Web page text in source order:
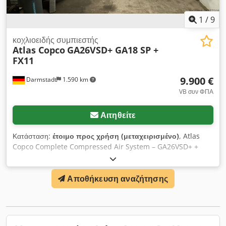
1 /9
Darmstadt 1.590 km
κοχλιοειδής συμπιεστής
Atlas Copco GA26VSD+ GA18 SP +
FX11
9.900 €
VB συν ΦΠΑ
Αιτηθείτε
Κατάσταση: έτοιμο προς χρήση (μεταχειρισμένο), Atlas
Copco Complete Compressed Air System – GA26VSD+ +
GA18 SP + FX11 + 1500 l Tank Csdpfx Amey D Ur Aekerf For
sale is a used Atlas Copco compressed air system offered
as a complete package. System Components: - Atlas Copco
GA26VSD+ Year of manufacture: 2016 Operating hours:
bar Free air delivery: 5.15 m³/min 400 V / 50 Hz / 3 Ph -
Αποθήκευση αναζήτησης